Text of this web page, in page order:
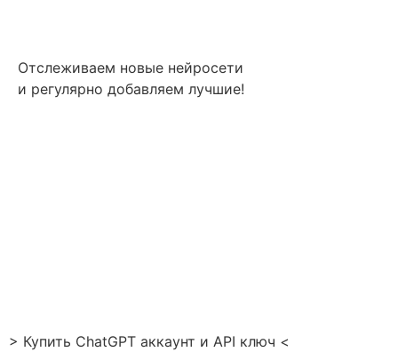
Отслеживаем новые нейросети
и регулярно добавляем лучшие!
> Купить ChatGPT аккаунт и API ключ <